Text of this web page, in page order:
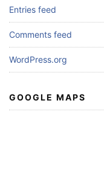
Entries feed
Comments feed
WordPress.org
GOOGLE MAPS